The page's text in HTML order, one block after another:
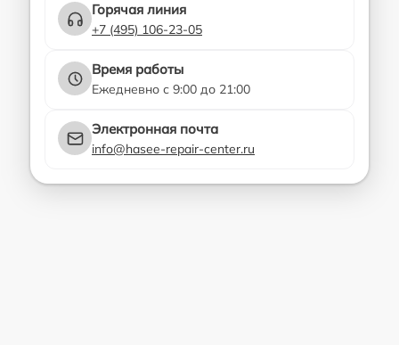
Горячая линия
+7 (495) 106-23-05
Время работы
Ежедневно с 9:00 до 21:00
Электронная почта
info@hasee-repair-center.ru